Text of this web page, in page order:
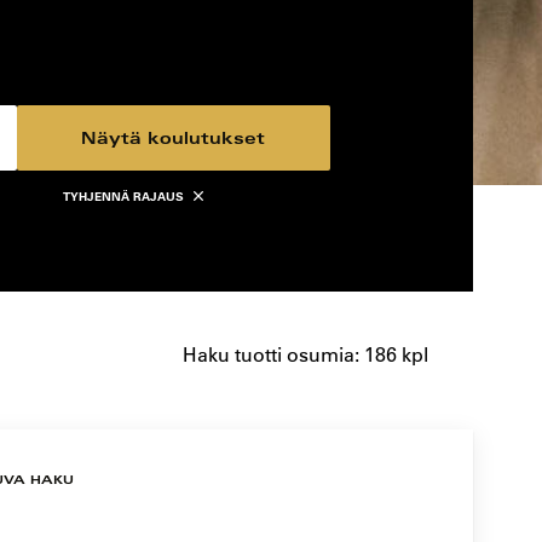
TYHJENNÄ RAJAUS
Näytä koulutukset
Haku tuotti osumia: 186 kpl
HAKU